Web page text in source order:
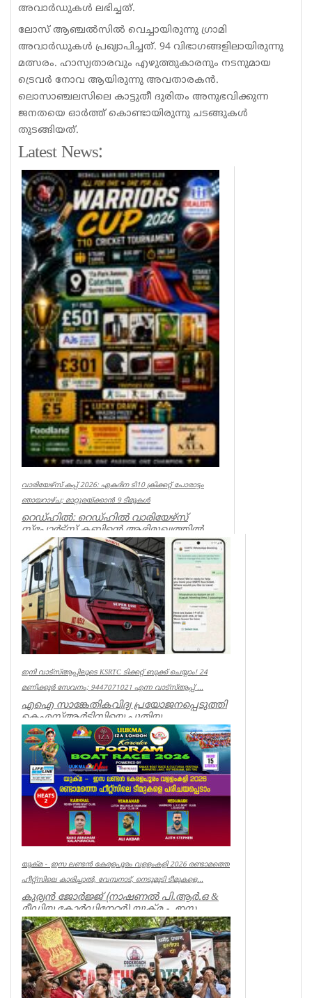
അവാർഡുകൾ ലഭിച്ചത്.
ലോസ് ആഞ്ചൽസിൽ വെച്ചായിരുന്നു ഗ്രാമി
അവാർഡുകൾ പ്രഖ്യാപിച്ചത്. 94 വിഭാഗങ്ങളിലായിരുന്നു
മത്സരം. ഹാസ്യതാരവും എഴുത്തുകാരനും നടനുമായ
ട്രെവർ നോവ ആയിരുന്നു അവതാരകൻ.
ലൊസാഞ്ചലസിലെ കാട്ടുതീ ദുരിതം അനുഭവിക്കുന്ന
ജനതയെ ഓർത്ത് കൊണ്ടായിരുന്നു ചടങ്ങുകൾ
തുടങ്ങിയത്.
Latest News:
വാരിയേഴ്സ് കപ്പ് 2026: ഏകദിന ടി10 ക്രിക്കറ്റ് പോരാട്ടം
ഞായറാഴ്ച; മാറ്റുരയ്ക്കാൻ 9 ടീമുകൾ
റെഡ്ഹിൽ: റെഡ്ഹിൽ വാരിയേഴ്സ്
സ്പോർട്സ് ക്ലബ്ബിന്റെ ആഭിമുഖ്യത്തിൽ
സംഘടിപ്പിക്കുന്ന ‘വാരിയേഴ്സ് കപ...
Associations
ഇനി വാട്‌സ്ആപ്പിലൂടെ KSRTC ടിക്കറ്റ് ബുക്ക് ചെയ്യാം! 24
മണിക്കൂർ സേവനം; 9447071021 എന്ന വാട്സ്ആപ്പ് ...
എഐ സാങ്കേതികവിദ്യ പ്രയോജനപ്പെടുത്തി
കെഎസ്ആർടിസിയെ പുതിയ
യുഗത്തിലേക്ക് നയിക്കുകയാണ് ലക്ഷ്യമെന്ന്
ഗതാ...
Kerala
യുക്മ - ഇസ ലണ്ടൻ കേരളപൂരം വളളംകളി 2026 രണ്ടാമത്തെ
ഹീറ്റ്സിലെ കാരിച്ചാൽ, വേമ്പനാട്, നെടുമുടി ടീമുകളെ...
കുര്യൻ ജോർജ്ജ് (നാഷണൽ പി.ആർ.ഒ &
മീഡിയ കോർഡിനേറ്റർ) യുക്മ - ഇസ
ലണ്ടൻ കേരളപൂരം വ...
Associations